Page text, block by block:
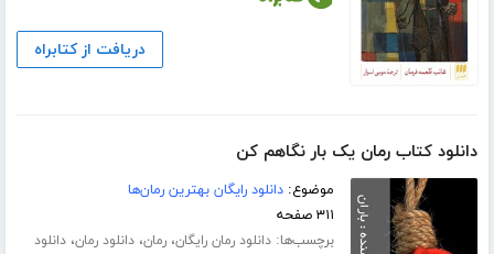
دریافت از کتابراه
دانلود کتاب رمان یک بار نگاهم کن
موضوع:دانلود رایگان بهترین رمان‌ها
۳۱۱ صفحه
برچسب‌ها:دانلود رمان رایگان،رمان،دانلود رمان،دانلود